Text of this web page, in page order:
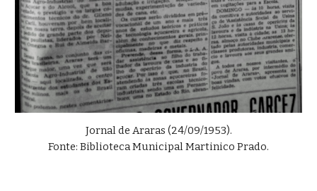
Jornal de Araras (24/09/1953).
Fonte: Biblioteca Municipal Martinico Prado.